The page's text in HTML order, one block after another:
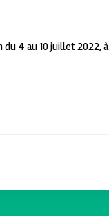
4 au 10 juillet 2022, à